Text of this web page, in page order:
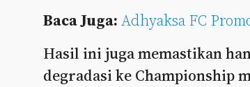
Baca Juga: Adhyaksa FC
Hasil ini juga memastikan
degradasi ke Championship